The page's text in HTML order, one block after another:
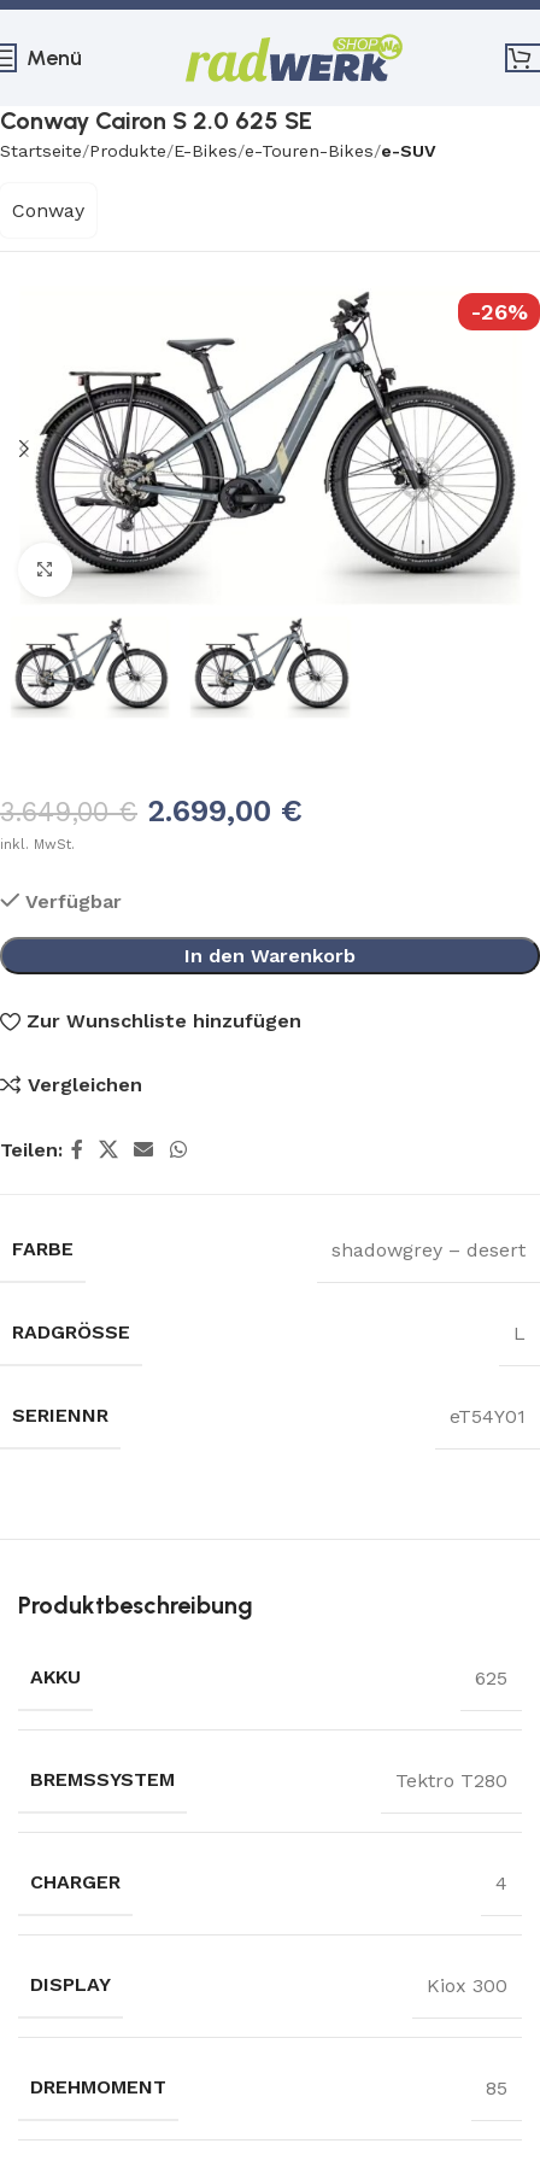
Menü
Conway Cairon S 2.0 625 SE
Startseite Produkte E-Bikes e-Touren-Bikes e-SUV
Conway
-26%
Klick zum Vergrößern
3.649,00€ 2.699,00 €
inkl. MwSt.
Verfügbar
In den Warenkorb
Zur Wunschliste hinzufügen
Vergleichen
Teilen:
FARBE shadowgrey – desert
RADGRÖSSE L
SERIENNR eT54Y01
Produktbeschreibung
AKKU 625
BREMSSYSTEM Tektro T280
CHARGER 4
DISPLAY Kiox 300
DREHMOMENT 85